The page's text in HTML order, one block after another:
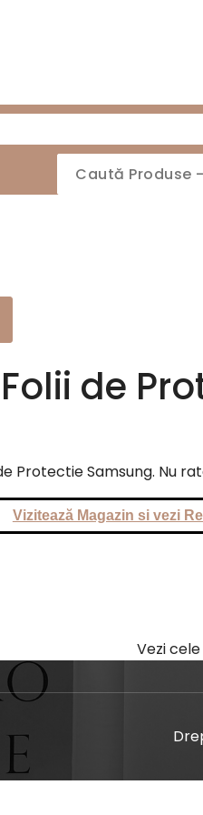
de
Protectie Samsung. Nu
Vizitează Magazin si vezi
Vezi